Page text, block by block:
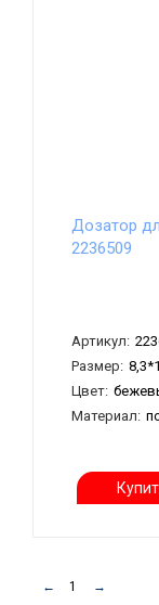
Дозатор
2236509
Артикул:
Размер:
Цвет:
Материал:
← 1 →